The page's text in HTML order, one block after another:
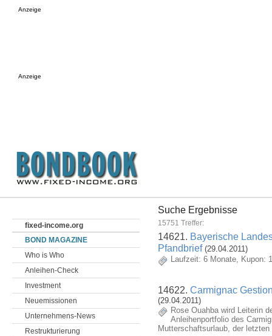
Anzeige
Anzeige
Suche Ergebnisse
15751 Treffer:
14621.
Bayerische
Pfandbrief(29.04.2011)
Laufzeit: 6 Monate, Kupon:
14622. Carmignac
(29.04.2011)
Rose Ouahba wird Leiterin
Anleihenportfolio des
Mutterschaftsurlaub, der
fixed-income.org
BOND MAGAZINE
Who is Who
Anleihen-Check
Investment
Neuemissionen
Unternehmens-News
Restrukturierung